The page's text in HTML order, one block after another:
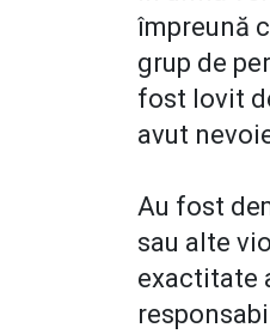
împreună
grup de
fost lovit
avut
Au fost
sau alte
exactitate